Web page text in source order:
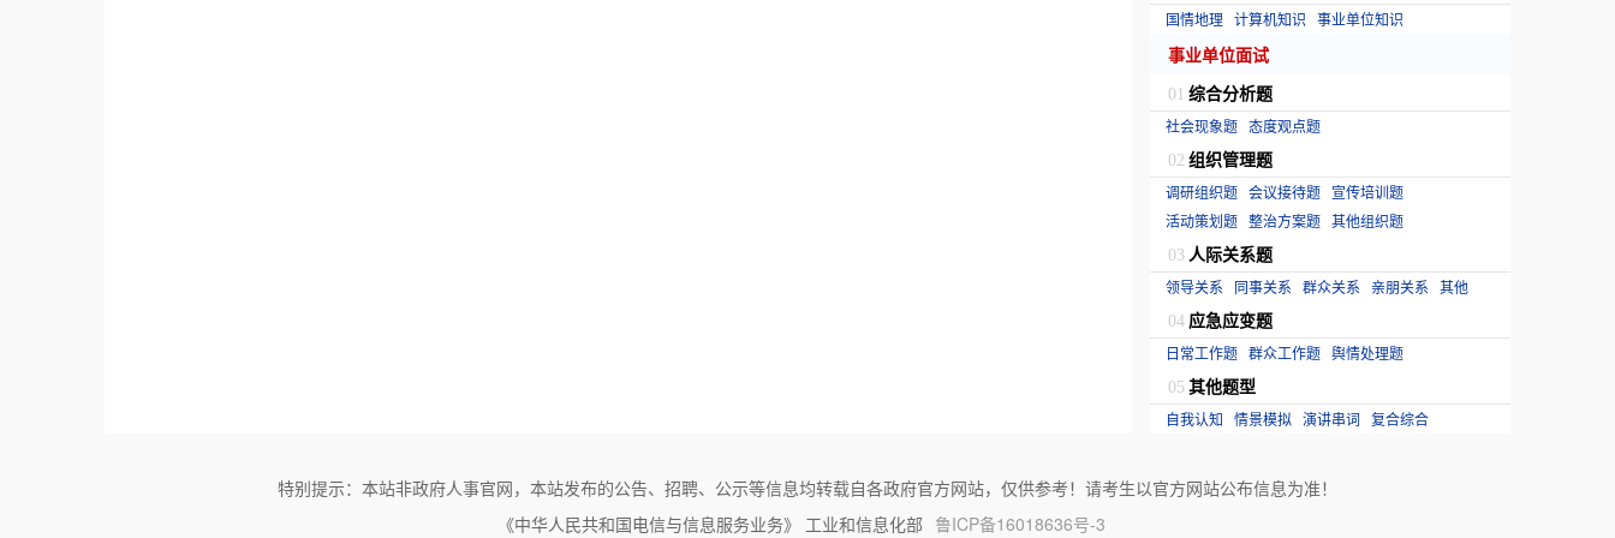
国情地理 计算机知识 事业单位知识
事业单位面试
01 综合分析题
社会现象题 态度观点题
02 组织管理题
调研组织题 会议接待题 宣传培训题
活动策划题 整治方案题 其他组织题
03 人际关系题
领导关系 同事关系 群众关系 亲朋关系 其他
04 应急应变题
日常工作题 群众工作题 舆情处理题
05 其他题型
自我认知 情景模拟 演讲串词 复合综合
特别提示：本站非政府人事官网，本站发布的公告、招聘、公示等信息均转载自各政府官方网站，仅供参考！请考生以官方网站公布信息为准！
《中华人民共和国电信与信息服务业务》 工业和信息化部 鲁ICP备16018636号-3